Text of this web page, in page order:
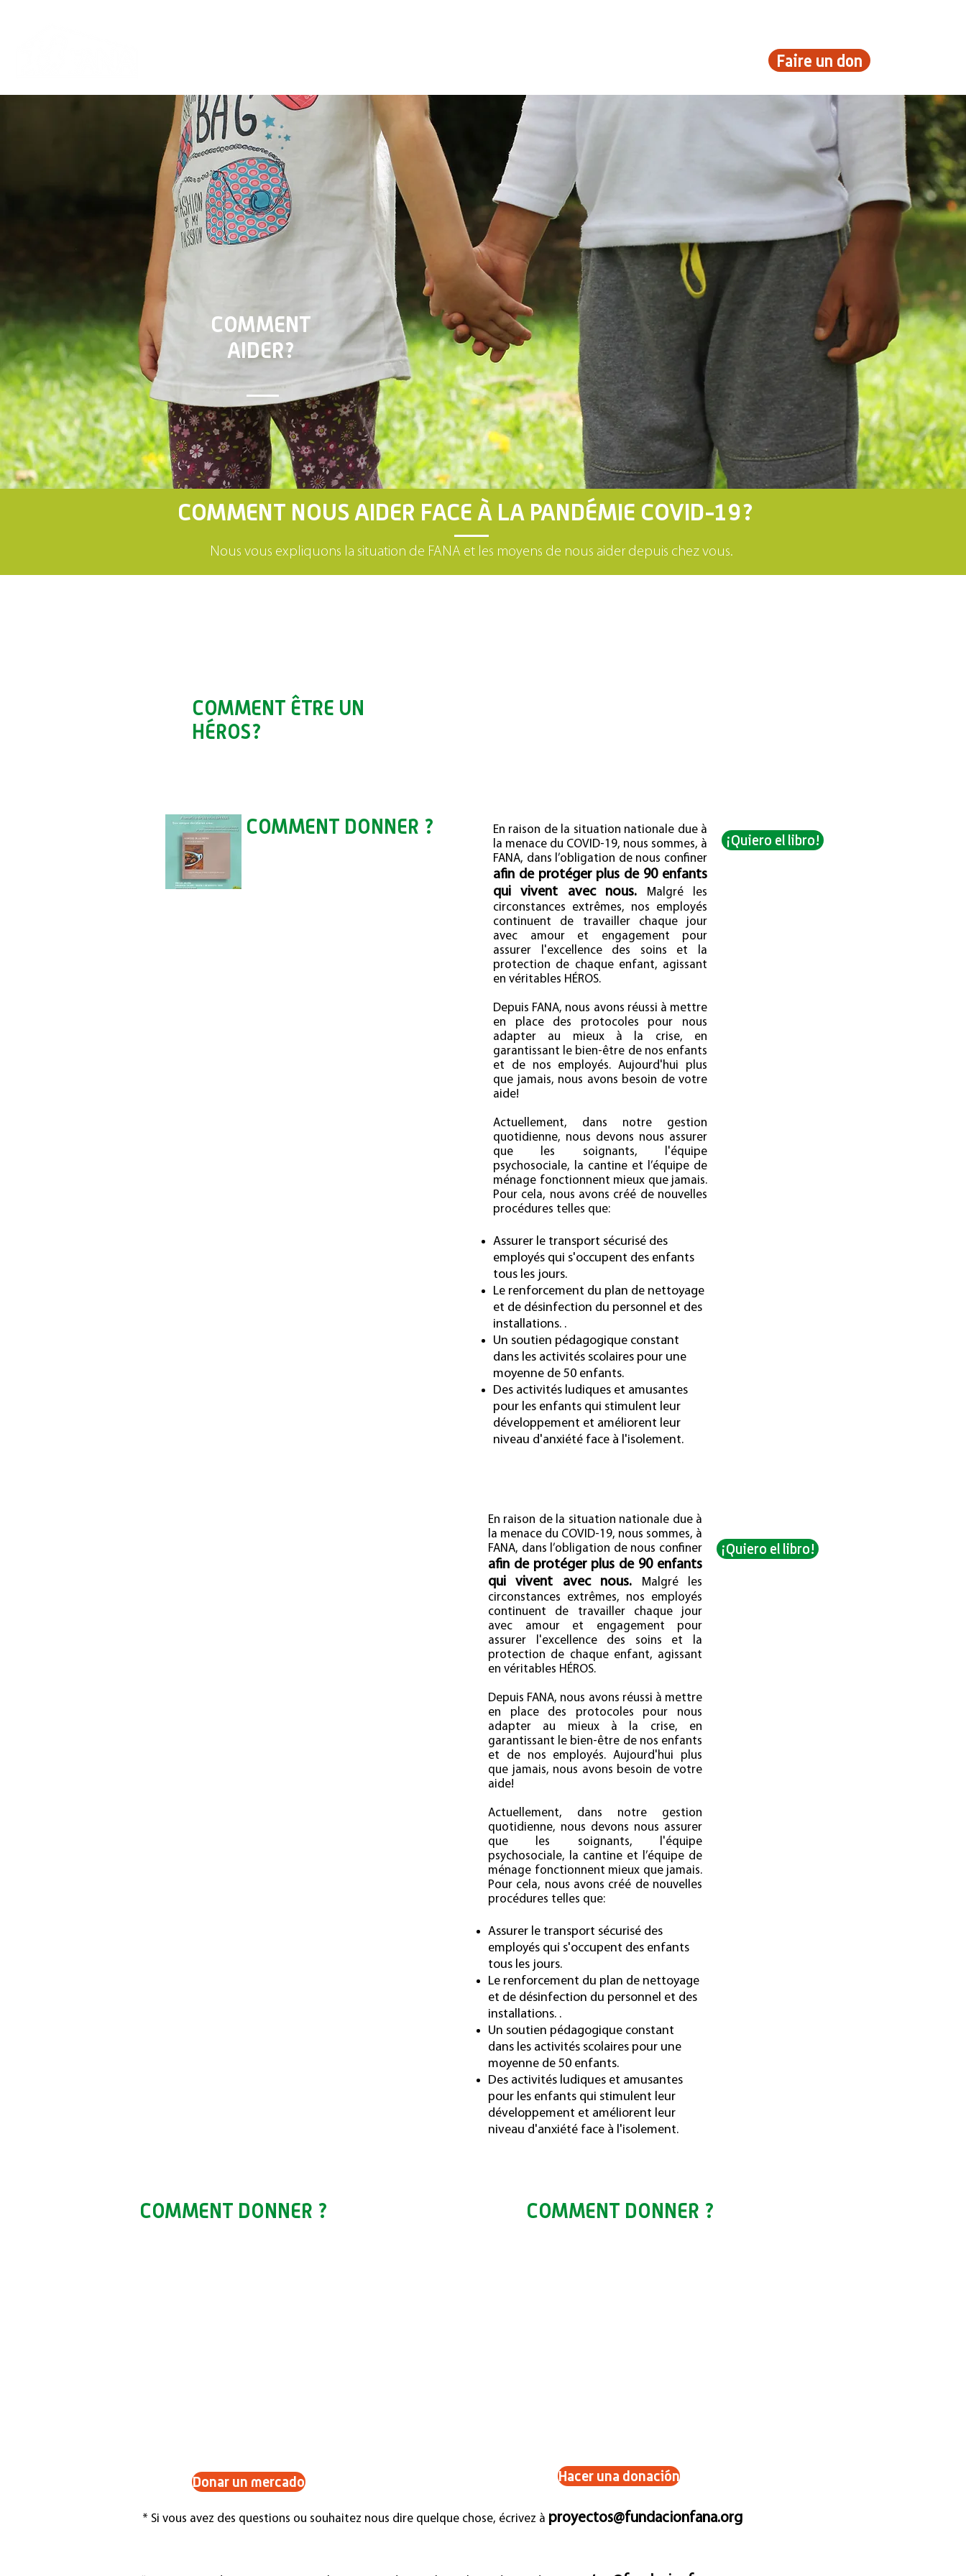
Faire un don
COMMENT
AIDER?
COMMENT NOUS AIDER FACE À LA PANDÉMIE COVID-19?
Nous vous expliquons la situation de FANA et les moyens de nous aider depuis chez vous.
COMMENT ÊTRE UN
HÉROS?
COMMENT DONNER ?
En raison de la situation nationale due à
la menace du COVID-19, nous sommes, à
FANA, dans l’obligation de nous confiner
afin de protéger plus de 90 enfants
qui vivent avec nous. Malgré les
circonstances extrêmes, nos employés
continuent de travailler chaque jour
avec amour et engagement pour
assurer l'excellence des soins et la
protection de chaque enfant, agissant
en véritables HÉROS.
Depuis FANA, nous avons réussi à mettre
en place des protocoles pour nous
adapter au mieux à la crise, en
garantissant le bien-être de nos enfants
et de nos employés. Aujourd'hui plus
que jamais, nous avons besoin de votre
aide!
Actuellement, dans notre gestion
quotidienne, nous devons nous assurer
que les soignants, l'équipe
psychosociale, la cantine et l’équipe de
ménage fonctionnent mieux que jamais.
Pour cela, nous avons créé de nouvelles
procédures telles que:
Assurer le transport sécurisé des
employés qui s'occupent des enfants
tous les jours.
Le renforcement du plan de nettoyage
et de désinfection du personnel et des
installations. .
Un soutien pédagogique constant
dans les activités scolaires pour une
moyenne de 50 enfants.
Des activités ludiques et amusantes
pour les enfants qui stimulent leur
développement et améliorent leur
niveau d'anxiété face à l'isolement.
¡Quiero el libro!
En raison de la situation nationale due à
la menace du COVID-19, nous sommes, à
FANA, dans l’obligation de nous confiner
afin de protéger plus de 90 enfants
qui vivent avec nous. Malgré les
circonstances extrêmes, nos employés
continuent de travailler chaque jour
avec amour et engagement pour
assurer l'excellence des soins et la
protection de chaque enfant, agissant
en véritables HÉROS.
Depuis FANA, nous avons réussi à mettre
en place des protocoles pour nous
adapter au mieux à la crise, en
garantissant le bien-être de nos enfants
et de nos employés. Aujourd'hui plus
que jamais, nous avons besoin de votre
aide!
Actuellement, dans notre gestion
quotidienne, nous devons nous assurer
que les soignants, l'équipe
psychosociale, la cantine et l’équipe de
ménage fonctionnent mieux que jamais.
Pour cela, nous avons créé de nouvelles
procédures telles que:
Assurer le transport sécurisé des
employés qui s'occupent des enfants
tous les jours.
Le renforcement du plan de nettoyage
et de désinfection du personnel et des
installations. .
Un soutien pédagogique constant
dans les activités scolaires pour une
moyenne de 50 enfants.
Des activités ludiques et amusantes
pour les enfants qui stimulent leur
développement et améliorent leur
niveau d'anxiété face à l'isolement.
¡Quiero el libro!
COMMENT DONNER ?
Donar un mercado
COMMENT DONNER ?
Hacer una donación
* Si vous avez des questions ou souhaitez nous dire quelque chose, écrivez à proyectos@fundacionfana.org